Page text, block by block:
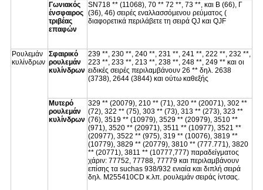
Γωνιακός
ένσφαιρος
τριβέας
επαφών
SN718 ** (11068), 70 ** 72 **, 73 **, και Β (66), Γ
(36), 46) σειρές εναλλασσόμενου ρεύματος (
διαφορετικά περιλάβετε τη σειρά QJ και QJF
Ρουλεμάν
κυλίνδρων
Σφαιρικό
ρουλεμάν
κυλίνδρων
239 **, 230 **, 240 **, 231 **, 241 **, 222 **, 232 **,
223 **, 233 **, 213 **, 238 **, 248 **, 249 ** και οι
ειδικές σειρές περιλαμβάνουν 26 ** δηλ. 2638
(3738), 2644 (3844) και ούτω καθεξής
Μυτερό
ρουλεμάν
κυλίνδρων
329 ** (20079), 210 ** (71), 320 ** (20071), 302 **
(72), 322 ** (75), 303 ** (73), 313 ** (273), 323 **
(76), 3519 ** (10979), 3529 ** (20979), 3510 **
(971), 3520 ** (20971), 3511 ** (10977), 3521 **
(20977), 3522 ** (975), 319 ** (10076), 3819 **
(10779), 3829 ** (20779), 3810 ** (777.771), 3820
** (20771), 3811 ** (10777,777) παραδείγματος
χάριν: 77752, 77788, 77779 και περιλαμβάνουν
επίσης τα suchas 938/932 ενιαία και διπλή σειρά
δηλ. M255410CD κ.λπ. ρουλεμάν σειράς ίντσας.